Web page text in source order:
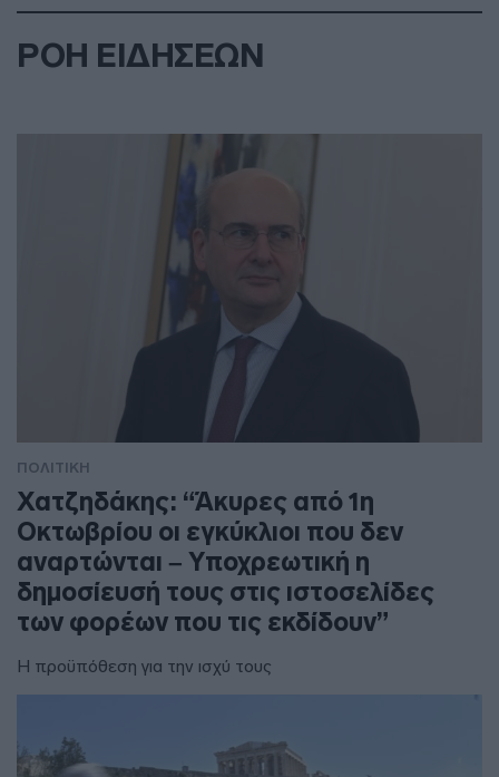
ΡΟΗ ΕΙΔΗΣΕΩΝ
ΠΟΛΙΤΙΚΗ
Χατζηδάκης: “Άκυρες από 1η
Οκτωβρίου οι εγκύκλιοι που δεν
αναρτώνται – Υποχρεωτική η
δημοσίευσή τους στις ιστοσελίδες
των φορέων που τις εκδίδουν”
Η προϋπόθεση για την ισχύ τους